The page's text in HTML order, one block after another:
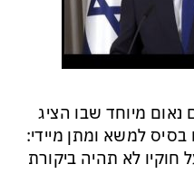
נאום מיוחד שבו הציג
בסיס למשא ומתן מיידי:
לא תהיה ביקורת